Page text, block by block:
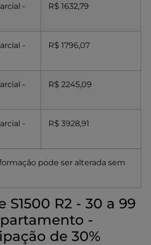
-
R$ 1632,79
-
R$ 1796,07
-
R$ 2245,09
-
R$ 3928,91
pode ser alterada sem
S1500 R2 - 30 a 99
-
de 30%